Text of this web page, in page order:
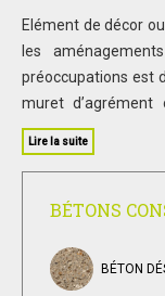
Elément de décor
les
préoccupations est
muret
réponse à cette
différents. Il y a ce
soutènement, il
possible ! Du
banché avec de
Lire la suite
BÉTONS
BÉTON